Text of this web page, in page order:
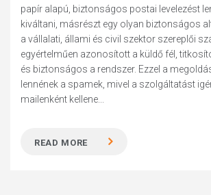
papír alapú, biztonságos postai levelezést
kiváltani, másrészt egy olyan biztonságos
a vállalati, állami és civil szektor szereplői
egyértelműen azonosított a küldő fél,
és biztonságos a rendszer. Ezzel a
lennének a spamek, mivel a szolgáltatást
mailenként kellene...
READ MORE